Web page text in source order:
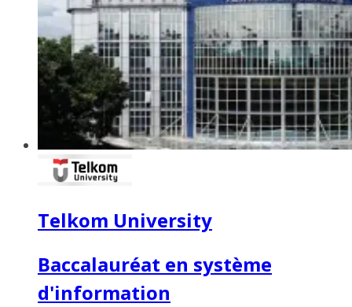
Telkom University
Baccalauréat en système
d'information